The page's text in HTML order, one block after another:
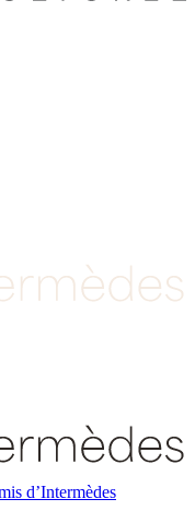
d’Intermèdes